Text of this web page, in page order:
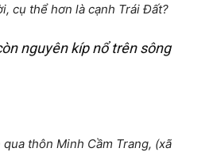
cụ thể hơn là cạnh Trái Đất?
nguyên kíp nổ trên sông
thôn Minh Cầm Trang, (xã